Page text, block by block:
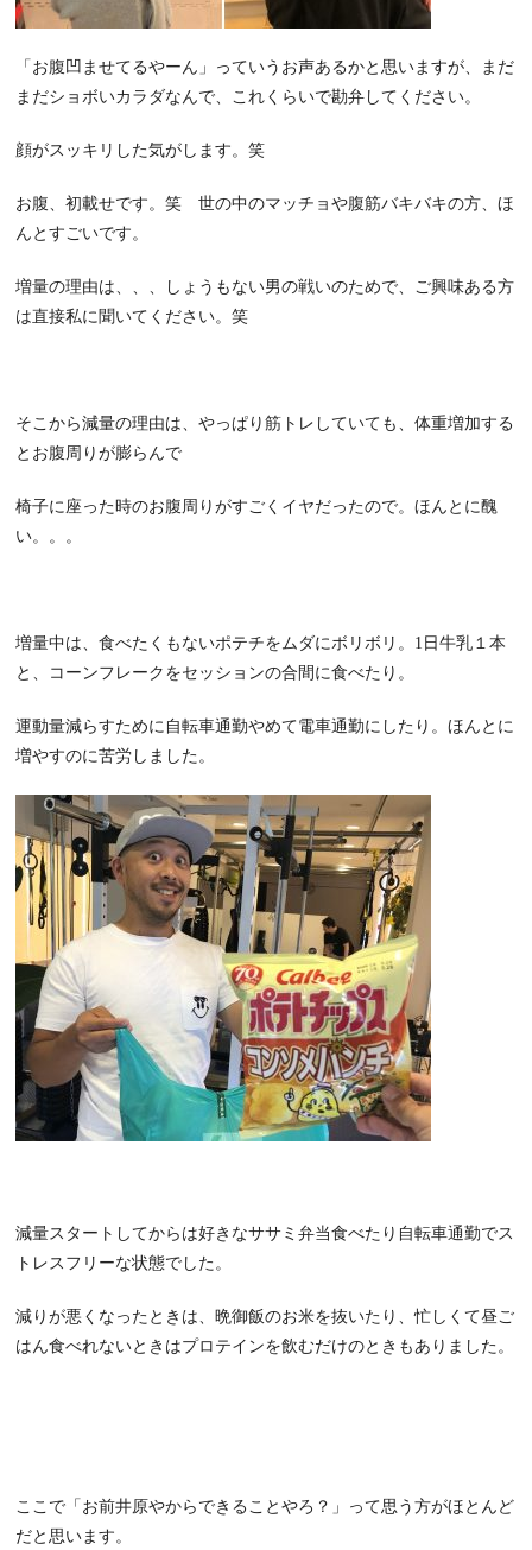
「お腹凹ませてるやーん」っていうお声あるかと思いますが、まだ
まだショボいカラダなんで、これくらいで勘弁してください。
顔がスッキリした気がします。笑
お腹、初載せです。笑 世の中のマッチョや腹筋バキバキの方、ほ
んとすごいです。
増量の理由は、、、しょうもない男の戦いのためで、ご興味ある方
は直接私に聞いてください。笑
そこから減量の理由は、やっぱり筋トレしていても、体重増加する
とお腹周りが膨らんで
椅子に座った時のお腹周りがすごくイヤだったので。ほんとに醜
い。。。
増量中は、食べたくもないポテチをムダにボリボリ。1日牛乳１本
と、コーンフレークをセッションの合間に食べたり。
運動量減らすために自転車通勤やめて電車通勤にしたり。ほんとに
増やすのに苦労しました。
減量スタートしてからは好きなササミ弁当食べたり自転車通勤でス
トレスフリーな状態でした。
減りが悪くなったときは、晩御飯のお米を抜いたり、忙しくて昼ご
はん食べれないときはプロテインを飲むだけのときもありました。
ここで「お前井原やからできることやろ？」って思う方がほとんど
だと思います。